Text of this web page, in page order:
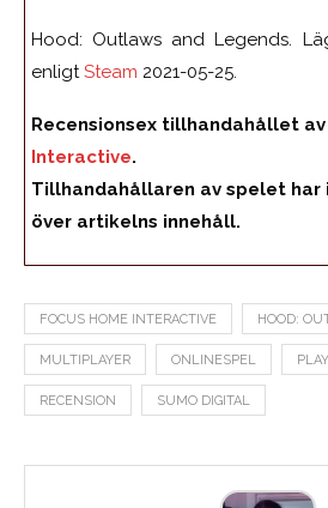
Hood: Outlaws and Legends.
enligtSteam 2021-05-25.
Recensionsex tillhandahållet av
Interactive.
Tillhandahållaren av spelet har
över artikelns innehåll.
FOCUS HOME INTERACTIVE HOOD:
MULTIPLAYER ONLINESPEL
RECENSION SUMO DIGITAL